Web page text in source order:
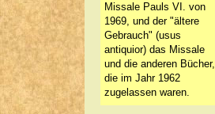
Missale Pauls VI. von
1969, und der "ältere
Gebrauch" (usus
antiquior) das Missale
und die anderen Bücher,
die im Jahr 1962
zugelassen waren.